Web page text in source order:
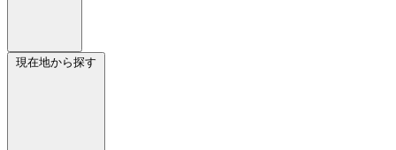
現在地から探す